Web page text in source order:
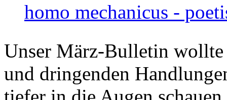
homo mechanicus -
Unser März-Bulletin
und dringenden